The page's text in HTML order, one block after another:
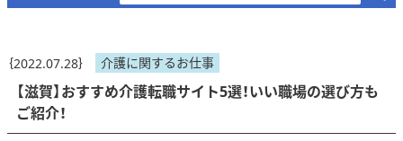
｛2022.07.28｝ 介護に関するお仕事
【滋賀】おすすめ介護転職サイト5選！いい職場の選び方も
ご紹介！